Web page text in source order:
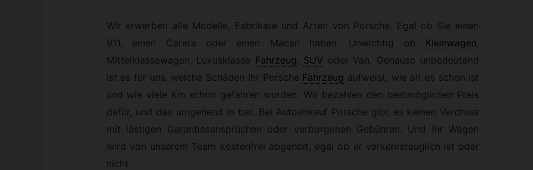
Wir erwerben alle Modelle, Fabrikate und Arten von Porsche. Egal ob Sie einen
911, einen Carera oder einen Macan haben. Unwichtig ob
Kleinwagen
Mittelklassewagen, Luxusklasse Fahrzeug SUV oder Van. Genauso unbedeutend
ist es für uns, welche Schäden Ihr Porsche Fahrzeug aufweist, wie alt es schon ist
und wie viele Km schon gefahren wurden. Wir bezahlen den bestmöglichen Preis
dafür, und das umgehend in bar. Bei Autoankauf Porsche gibt es keinen Verdruss
mit lästigen Garantiesansprüchen oder verborgenen Gebühren. Und ihr Wagen
wird von unserem Team kostenfrei abgeholt, egal ob er verkehrstauglich ist oder
nicht.